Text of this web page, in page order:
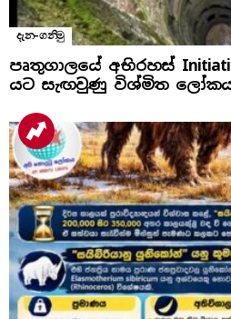
දැන-ගනිමු
පෘතුගාලයේ අභිරහස්
යට සැඟවුණු විශ්මිත